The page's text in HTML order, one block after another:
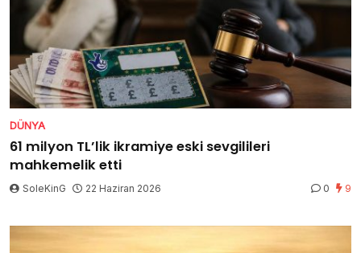
DÜNYA
61 milyon TL’lik ikramiye eski sevgilileri
mahkemelik etti
SoleKinG 22 Haziran 2026 0 9